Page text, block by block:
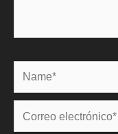
Name*
Correo
electrónico*